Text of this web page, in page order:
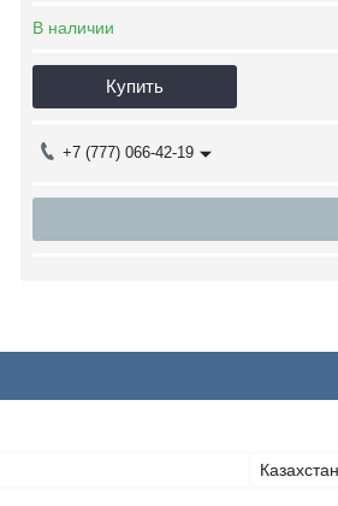
В наличии
Купить
+7 (777) 066-42-19
Казахстан